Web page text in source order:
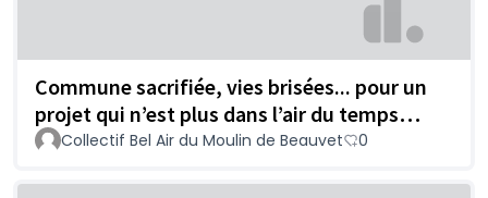
Commune sacrifiée, vies brisées... pour un
projet qui n’est plus dans l’air du temps…
Collectif Bel Air du Moulin de Beauvet 0